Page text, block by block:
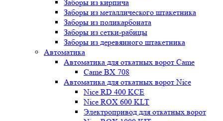
Заборы из кирпича
Заборы из металлического штакетника
Заборы из поликарбоната
Заборы из сетки-рабицы
Заборы из деревянного штакетника
Автоматика
Автоматика для откатных ворот Came
Came BX 708
Автоматика для откатных ворот Nice
Nice RD 400 KCE
Nice ROX 600 KLT
Электропривод для откатных ворот